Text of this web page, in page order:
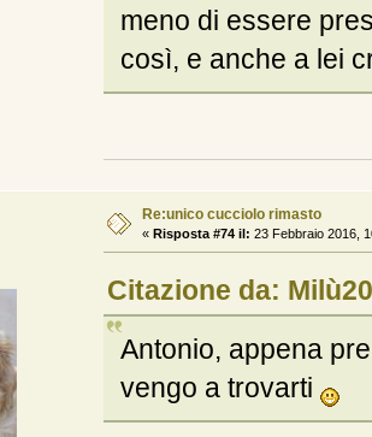
meno di essere
così, e anche a lei
Re:unico cucciolo rimasto
« Risposta #74 il: 23 Febbraio 2016,
Citazione da:
Antonio, appena
vengo a trovarti